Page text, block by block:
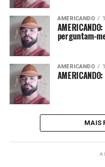
AMERICANDO
perguntam-
AMERICANDO
MAIS